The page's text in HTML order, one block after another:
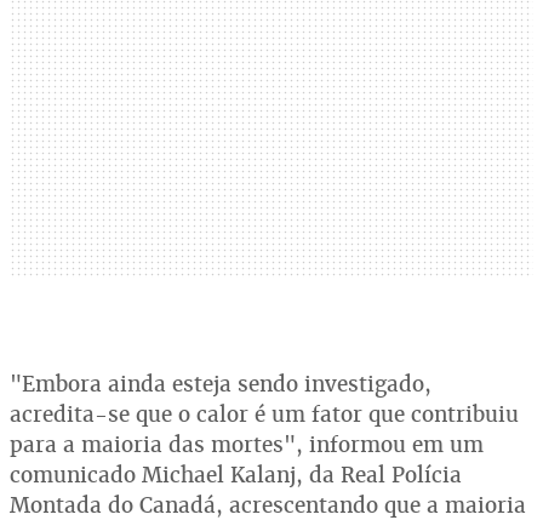
"Embora ainda esteja sendo investigado,
acredita-se que o calor é um fator que contribuiu
para a maioria das mortes", informou em um
comunicado Michael Kalanj, da Real Polícia
Montada do Canadá, acrescentando que a maioria